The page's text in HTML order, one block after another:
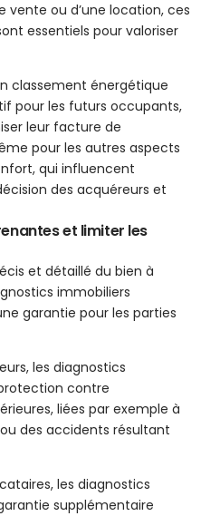
vente ou d’une location, ces
essentiels pour valoriser
classement énergétique
pour les futurs occupants,
leur facture de
pour les autres aspects
qui influencent
des acquéreurs et
et limiter les
et détaillé du bien à
immobiliers
garantie pour les parties
les diagnostics
contre
liées par exemple à
des accidents résultant
les diagnostics
supplémentaire